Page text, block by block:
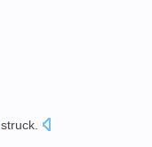
struck